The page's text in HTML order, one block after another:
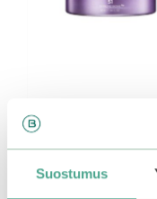
Suostumus
Missha | Time
Revolution Night